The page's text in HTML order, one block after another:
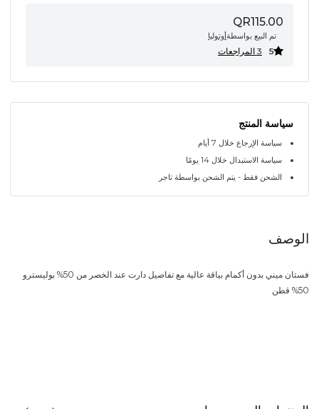
QR115.00
تم البيع بواسطةأوتوليا
5 3 المراجعات
سياسة المنتج
سياسة الإرجاع خلال 7 أيام
سياسة الاستبدال خلال 14 يومًا
الشحن فقط - يتم الشحن بواسطة تاجر
الوصف
فستان ميني بدون أكمام بياقة عالية مع تفاصيل دارت عند الخصر من 50% بوليسترو
50% قطن